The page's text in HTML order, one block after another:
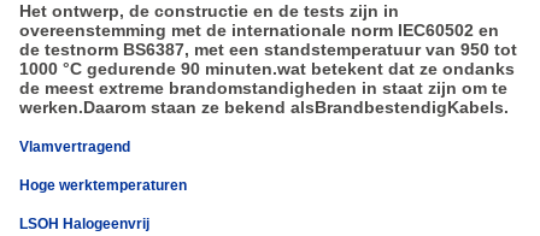
Het ontwerp, de constructie en de tests zijn in
overeenstemming met de internationale norm IEC60502 en
de testnorm BS6387, met een standstemperatuur van 950 tot
1000 °C gedurende 90 minuten.wat betekent dat ze ondanks
de meest extreme brandomstandigheden in staat zijn om te
werken.Daarom staan ze bekend alsBrandbestendigKabels.
Vlamvertragend
Hoge werktemperaturen
LSOH Halogeenvrij